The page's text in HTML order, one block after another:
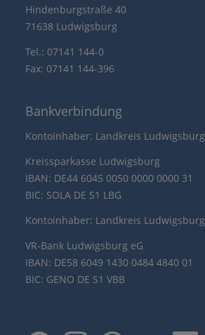
Hindenburgstraße 40
71638 Ludwigsburg
Tel.: 07141 144-0
Fax: 07141 144-396
Bankverbindung
Kontoinhaber: Landkreis Ludwigsburg
Kreissparkasse Ludwigsburg
IBAN: DE44 6045 0050 0000 0000 31
BIC: SOLA DE S1 LBG
Kontoinhaber: Landkreis Ludwigsburg
VR-Bank Ludwigsburg eG
IBAN: DE58 6049 1430 0484 4840 01
BIC: GENO DE S1 VBB